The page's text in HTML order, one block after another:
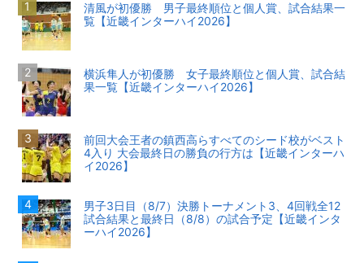
清風が初優勝 男子最終順位と個人賞、試合結果一
覧【近畿インターハイ2026】
横浜隼人が初優勝 女子最終順位と個人賞、試合結
果一覧【近畿インターハイ2026】
前回大会王者の鎮西高らすべてのシード校がベスト
4入り 大会最終日の勝負の行方は【近畿インターハ
イ2026】
男子3日目（8/7）決勝トーナメント3、4回戦全12
試合結果と最終日（8/8）の試合予定【近畿インタ
ーハイ2026】